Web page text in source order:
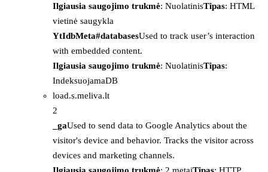
Ilgiausia saugojimo trukmė: NuolatinisTipas: HTML
vietinė saugykla
YtIdbMeta#databasesUsed to track user’s interaction
with embedded content.
Ilgiausia saugojimo trukmė: NuolatinisTipas:
IndeksuojamaDB
load.s.meliva.lt
2
_gaUsed to send data to Google Analytics about the
visitor's device and behavior. Tracks the visitor across
devices and marketing channels.
Ilgiausia saugojimo trukmė: 2 metaiTipas: HTTP